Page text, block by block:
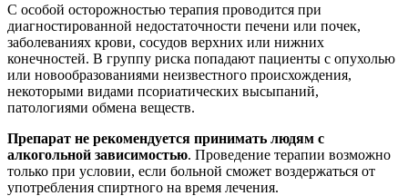
С особой осторожностью терапия проводится при
диагностированной недостаточности печени или почек,
заболеваниях крови, сосудов верхних или нижних
конечностей. В группу риска попадают пациенты с опухолью
или новообразованиями неизвестного происхождения,
некоторыми видами псориатических высыпаний,
патологиями обмена веществ.
Препарат не рекомендуется принимать людям с
алкогольной зависимостью. Проведение терапии возможно
только при условии, если больной сможет воздержаться от
употребления спиртного на время лечения.